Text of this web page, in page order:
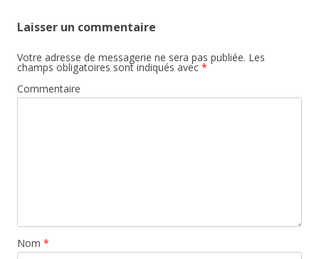
Laisser un commentaire
Votre adresse de messagerie ne sera pas publiée. Les
champs obligatoires sont indiqués avec *
Commentaire
Nom *